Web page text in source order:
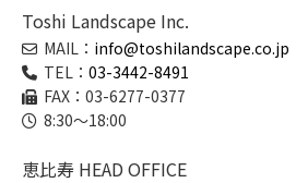
Toshi Landscape Inc.
MAIL： info@toshilandscape.co.jp
TEL： 03-3442-8491
FAX：03-6277-0377
8:30～18:00
恵比寿 HEAD OFFICE